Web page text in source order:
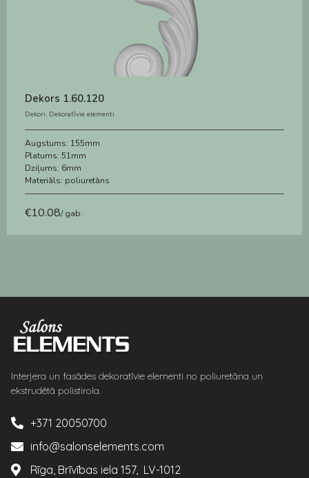
Dekors 1.60.120
Dekori, Dekoratīvie elementi
Augstums: 155mm
Platums: 51mm
Dziļums: 6mm
Materiāls: poliuretāns
€10.08/ gab.
Interjera un fasādes dekoratīvie elementi no poliuretāna un
ekstrudētā polistirola.
+371 20050700
info@salonselements.com
Rīga, Brīvības iela 157, LV-1012